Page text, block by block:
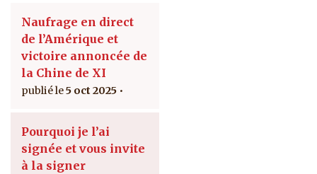
Naufrage en direct
de l’Amérique et
victoire annoncée de
la Chine de XI
5 oct 2025
Pourquoi je l’ai
signée et vous invite
à la signer